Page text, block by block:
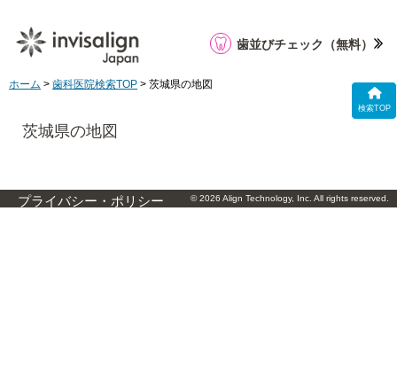
検索TOP
歯並びチェック （無料）
ホーム > 歯科医院検索TOP > 茨城県の地図
茨城県の地図
プライバシー・ポリシー © 2026 Align Technology, Inc. All rights reserved.